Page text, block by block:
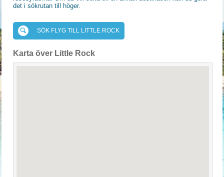
det i sökrutan till höger.
SÖK FLYG TILL LITTLE ROCK
Karta över Little Rock